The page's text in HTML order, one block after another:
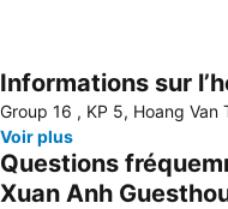
Agrandir la carte
Informations sur
Group 16 , KP 5, Hoang Van
Voir plus
Questions
Xuan Anh